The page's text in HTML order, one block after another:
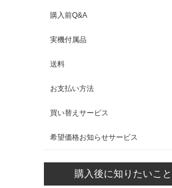
購入前Q&A
実機付属品
送料
お支払い方法
買い替えサービス
希望価格お知らせサービス
購入後に知りたいこと